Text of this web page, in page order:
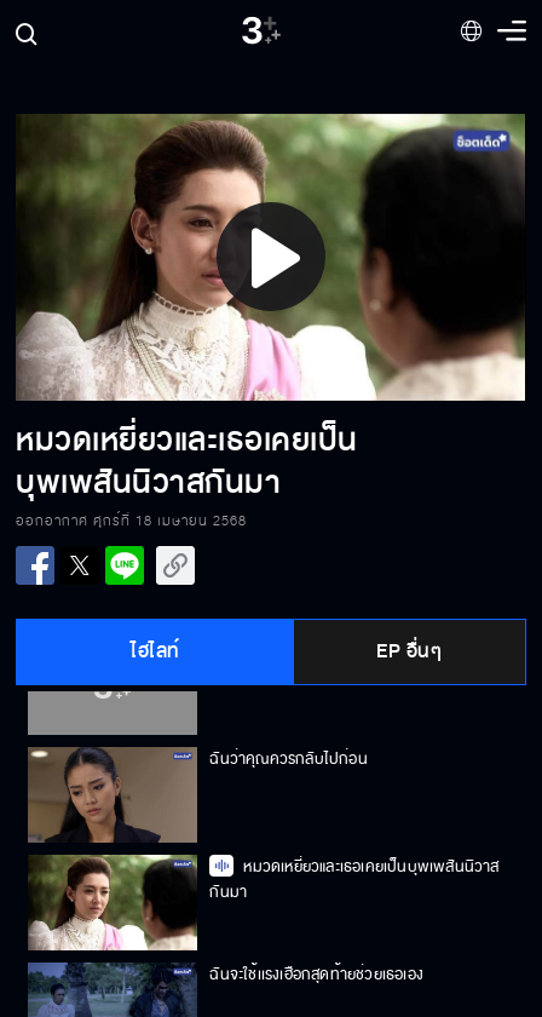
Play
Video
หมวดเหยี่ยวและเธอเคยเป็น
บุพเพสันนิวาสกันมา
ออกอากาศ ศุกร์ที่ 18 เมษายน 2568
ไฮไลท์ EP อื่นๆ
คุณนี่เองที่อยู่ในความฝัน
ชีวิตเราก็เหมือนจิ๊กซอว์อย่างที่คุณเคยบอกไว้
ทุกอย่างถูกกำหนดไว้แล้ว
ฉันผิดไปแล้วเรากลับมาเหมือนเดิมเถอะนะ
ฉันว่าคุณควรกลับไปก่อน
หมวดเหยี่ยวและเธอเคยเป็นบุพเพสันนิวาส
กันมา
ฉันจะใช้เเรงเฮือกสุดท้ายช่วยเธอเอง